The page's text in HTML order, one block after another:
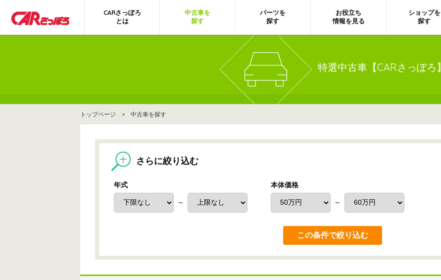
CARさっぽろ
とは
中古車を
探す
パーツを
探す
お役立ち
情報を見る
ショップを
探す
特選中古車【CARさっぽろ】
トップページ > 中古車を探す
さらに絞り込む
年式
～
本体価格
～
この条件で絞り込む